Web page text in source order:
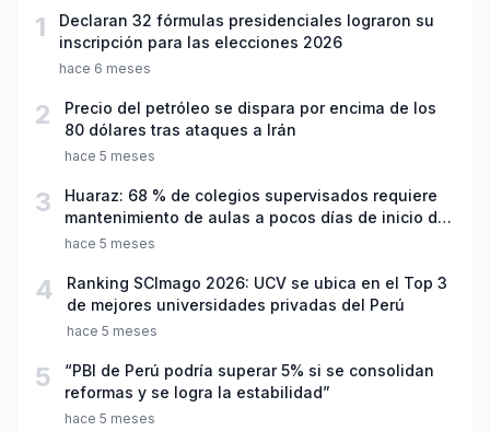
1
Declaran 32 fórmulas presidenciales lograron su
inscripción para las elecciones 2026
hace 6 meses
2
Precio del petróleo se dispara por encima de los
80 dólares tras ataques a Irán
hace 5 meses
3
Huaraz: 68 % de colegios supervisados requiere
mantenimiento de aulas a pocos días de inicio del
año escolar 2026
hace 5 meses
4
Ranking SCImago 2026: UCV se ubica en el Top 3
de mejores universidades privadas del Perú
hace 5 meses
5
“PBI de Perú podría superar 5% si se consolidan
reformas y se logra la estabilidad”
hace 5 meses